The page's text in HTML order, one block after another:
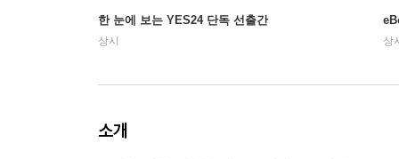
한 눈에 보는 YES24 단독 선출간
상시 상
소개